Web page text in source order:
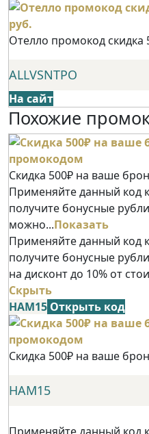
Отелло промокод скидка
ALLVSNTPO
На сайт
Похожие
Скидка 500₽ на ваше
Применяйте данный код
получите бонусные
можно...Показать
Применяйте данный код
получите бонусные
на дисконт до 10% от
Скрыть
НАМ15 Открыть код
Скидка 500₽ на ваше
НАМ15